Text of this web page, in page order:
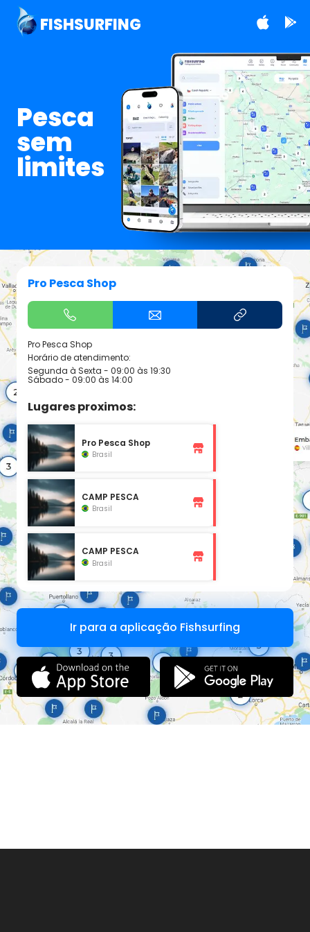
FISHSURFING
Pesca
sem
limites
Pro Pesca Shop
Pro Pesca Shop
Horário de atendimento:
Segunda à Sexta - 09:00 às 19:30
Sábado - 09:00 às 14:00
Lugares proximos:
Pro Pesca Shop
Brasil
CAMP PESCA
Brasil
CAMP PESCA
Brasil
Ir para a aplicação Fishsurfing